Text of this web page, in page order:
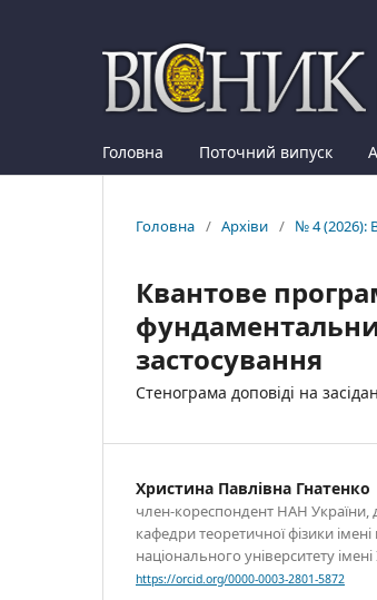
Головна Поточний випуск
Головна / Архіви / № 4 (2026):
Квантове
застосування
Стенограма доповіді на
Христина Павлівна Гнатенко
член-кореспондент НАН України,
кафедри теоретичної фізики
національного університету
https://orcid.org/0000-0003-2801-5872